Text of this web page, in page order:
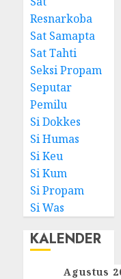
Resnarkoba
Sat Samapta
Sat Tahti
Seksi Propam
Seputar
Pemilu
Si Dokkes
Si Humas
Si Keu
Si Kum
Si Propam
Si Was
KALENDER
Agustus